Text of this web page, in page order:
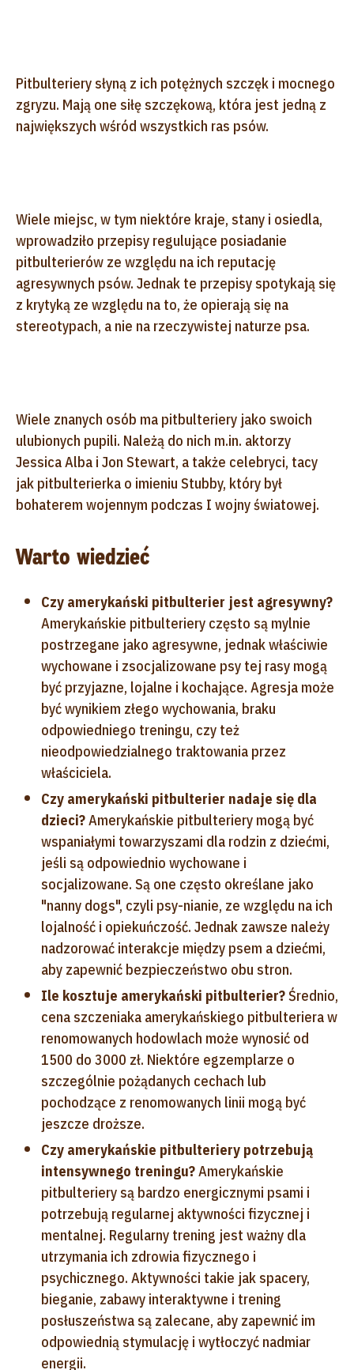
Pitbulteriery słyną z ich potężnych szczęk i mocnego
zgryzu. Mają one siłę szczękową, która jest jedną z
największych wśród wszystkich ras psów.
Wiele miejsc, w tym niektóre kraje, stany i osiedla,
wprowadziło przepisy regulujące posiadanie
pitbulterierów ze względu na ich reputację
agresywnych psów. Jednak te przepisy spotykają się
z krytyką ze względu na to, że opierają się na
stereotypach, a nie na rzeczywistej naturze psa.
Wiele znanych osób ma pitbulteriery jako swoich
ulubionych pupili. Należą do nich m.in. aktorzy
Jessica Alba i Jon Stewart, a także celebryci, tacy
jak pitbulterierka o imieniu Stubby, który był
bohaterem wojennym podczas I wojny światowej.
Warto wiedzieć
Czy amerykański pitbulterier jest agresywny?
Amerykańskie pitbulteriery często są mylnie
postrzegane jako agresywne, jednak właściwie
wychowane i zsocjalizowane psy tej rasy mogą
być przyjazne, lojalne i kochające. Agresja może
być wynikiem złego wychowania, braku
odpowiedniego treningu, czy też
nieodpowiedzialnego traktowania przez
właściciela.
Czy amerykański pitbulterier nadaje się dla
dzieci?Amerykańskie pitbulteriery mogą być
wspaniałymi towarzyszami dla rodzin z dziećmi,
jeśli są odpowiednio wychowane i
socjalizowane. Są one często określane jako
"nanny dogs", czyli psy-nianie, ze względu na ich
lojalność i opiekuńczość. Jednak zawsze należy
nadzorować interakcje między psem a dziećmi,
aby zapewnić bezpieczeństwo obu stron.
Ile kosztuje amerykański pitbulterier?Średnio,
cena szczeniaka amerykańskiego pitbulteriera w
renomowanych hodowlach może wynosić od
1500 do 3000 zł. Niektóre egzemplarze o
szczególnie pożądanych cechach lub
pochodzące z renomowanych linii mogą być
jeszcze droższe.
Czy amerykańskie pitbulteriery potrzebują
intensywnego treningu?Amerykańskie
pitbulteriery są bardzo energicznymi psami i
potrzebują regularnej aktywności fizycznej i
mentalnej. Regularny trening jest ważny dla
utrzymania ich zdrowia fizycznego i
psychicznego. Aktywności takie jak spacery,
bieganie, zabawy interaktywne i trening
posłuszeństwa są zalecane, aby zapewnić im
odpowiednią stymulację i wytłoczyć nadmiar
energii.